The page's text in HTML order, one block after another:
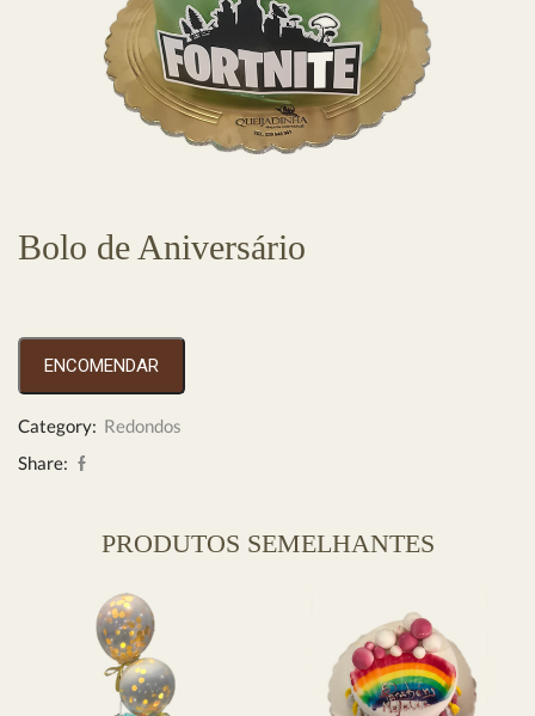
Bolo de Aniversário
ENCOMENDAR
Category: Redondos
Share:
PRODUTOS SEMELHANTES